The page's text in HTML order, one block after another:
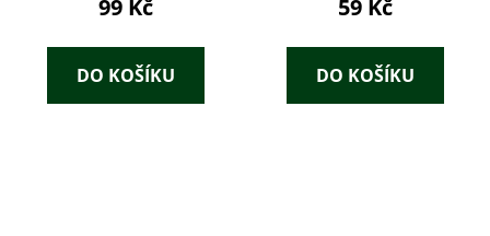
99 Kč
DO KOŠÍKU
59 Kč
DO KOŠÍKU